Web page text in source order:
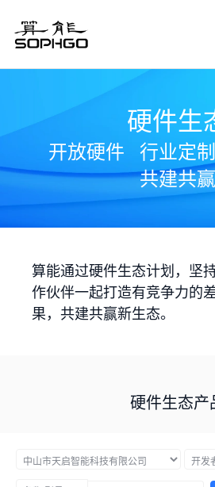
硬件生
开放硬件 行业定制
共建共赢
算能通过硬件生态计划，坚
作伙伴一起打造有竞争力的
果，共建共赢新生态。
硬件生态产